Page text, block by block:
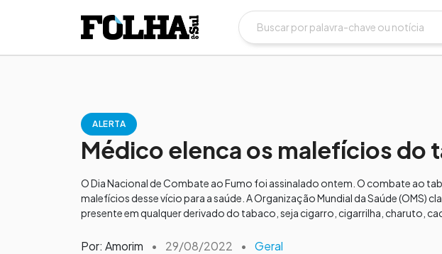
ALERTA
Médico elenca os malefícios do
O Dia Nacional de Combate ao Fumo foi assinalado ontem. O combate ao
malefícios desse vício para a saúde. A Organização Mundial da Saúde (OMS)
presente em qualquer derivado do tabaco, seja cigarro, cigarrilha, charuto,
Por: Amorim • 29/08/2022 • Geral